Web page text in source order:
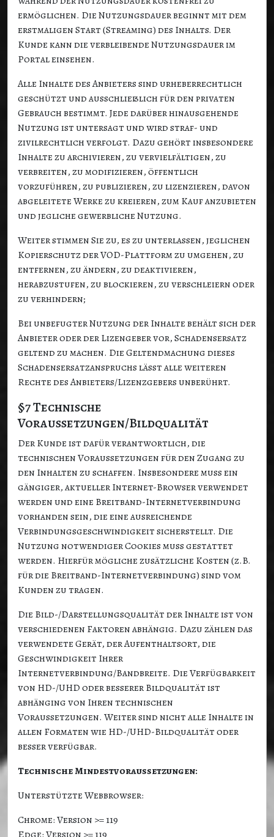
ermöglichen. Die Nutzungsdauer beginnt mit dem
erstmaligen Start (Streaming) des Inhalts. Der
Kunde kann die verbleibende Nutzungsdauer im
Portal einsehen.
Alle Inhalte des Anbieters sind urheberrechtlich
geschützt und ausschließlich für den privaten
Gebrauch bestimmt. Jede darüber hinausgehende
Nutzung ist untersagt und wird straf- und
zivilrechtlich verfolgt. Dazu gehört insbesondere
Inhalte zu archivieren, zu vervielfältigen, zu
verbreiten, zu modifizieren, öffentlich
vorzuführen, zu publizieren, zu lizenzieren, davon
abgeleitete Werke zu kreieren, zum Kauf anzubieten
und jegliche gewerbliche Nutzung.
Weiter stimmen Sie zu, es zu unterlassen, jeglichen
Kopierschutz der VOD-Plattform zu umgehen, zu
entfernen, zu ändern, zu deaktivieren,
herabzustufen, zu blockieren, zu verschleiern oder
zu verhindern;
Bei unbefugter Nutzung der Inhalte behält sich der
Anbieter oder der Lizengeber vor, Schadensersatz
geltend zu machen. Die Geltendmachung dieses
Schadensersatzanspruchs lässt alle weiteren
Rechte des Anbieters/Lizenzgebers unberührt.
§7 Technische
Voraussetzungen/Bildqualität
Der Kunde ist dafür verantwortlich, die
technischen Voraussetzungen für den Zugang zu
den Inhalten zu schaffen. Insbesondere muss ein
gängiger, aktueller Internet-Browser verwendet
werden und eine Breitband-Internetverbindung
vorhanden sein, die eine ausreichende
Verbindungsgeschwindigkeit sicherstellt. Die
Nutzung notwendiger Cookies muss gestattet
werden. Hierfür mögliche zusätzliche Kosten (z.B.
für die Breitband-Internetverbindung) sind vom
Kunden zu tragen.
Die Bild-/Darstellungsqualität der Inhalte ist von
verschiedenen Faktoren abhängig. Dazu zählen das
verwendete Gerät, der Aufenthaltsort, die
Geschwindigkeit Ihrer
Internetverbindung/Bandbreite. Die Verfügbarkeit
von HD-/UHD oder besserer Bildqualität ist
abhänging von Ihren technischen
Voraussetzungen. Weiter sind nicht alle Inhalte in
allen Formaten wie HD-/UHD-Bildqualität oder
besser verfügbar.
Technische Mindestvoraussetzungen:
Unterstützte Webbrowser:
Chrome: Version >= 119